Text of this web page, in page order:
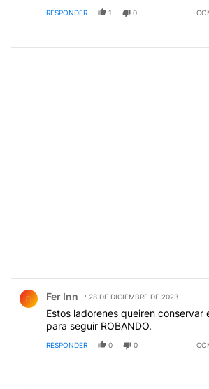
RESPONDER 1 0
FI Fer Inn 28 DE DICIEMBRE DE 2023
Estos ladorenes queiren conservar
para seguir ROBANDO.
RESPONDER 0 0